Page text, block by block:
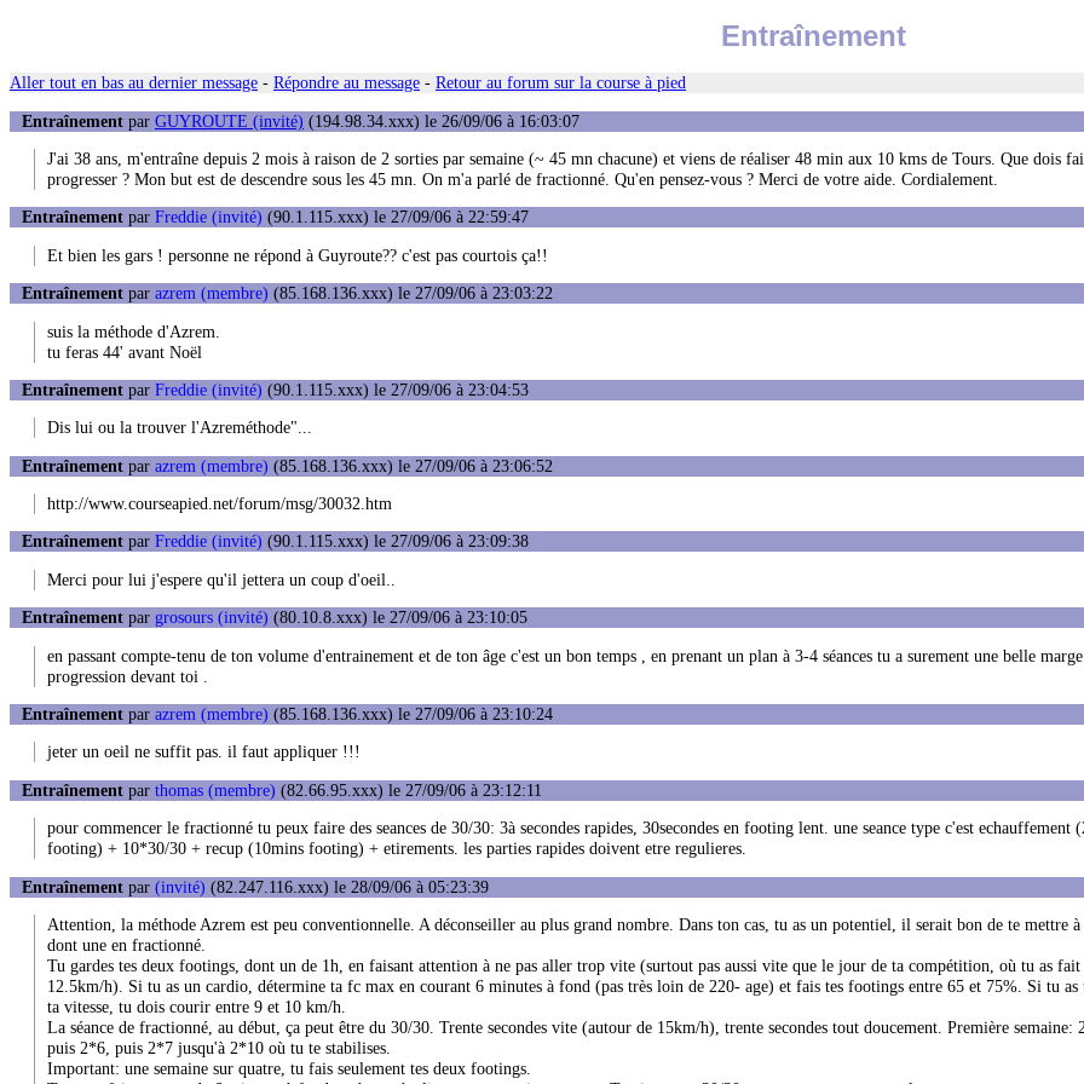
Entraînement
Aller tout en bas au dernier message - Répondre au message - Retour au forum sur la course à pied
Entraînement par GUYROUTE (invité) (194.98.34.xxx) le 26/09/06 à 16:03:07
J'ai 38 ans, m'entraîne depuis 2 mois à raison de 2 sorties par semaine (~ 45 mn chacune) et viens de réaliser 48 min aux 10 kms de Tours. Que dois
progresser ? Mon but est de descendre sous les 45 mn. On m'a parlé de fractionné. Qu'en pensez-vous ? Merci de votre aide. Cordialement.
Entraînement par Freddie (invité) (90.1.115.xxx) le 27/09/06 à 22:59:47
Et bien les gars ! personne ne répond à Guyroute?? c'est pas courtois ça!!
Entraînement par azrem (membre) (85.168.136.xxx) le 27/09/06 à 23:03:22
suis la méthode d'Azrem.
tu feras 44' avant Noël
Entraînement par Freddie (invité) (90.1.115.xxx) le 27/09/06 à 23:04:53
Dis lui ou la trouver l'Azreméthode"...
Entraînement par azrem (membre) (85.168.136.xxx) le 27/09/06 à 23:06:52
http://www.courseapied.net/forum/msg/30032.htm
Entraînement par Freddie (invité) (90.1.115.xxx) le 27/09/06 à 23:09:38
Merci pour lui j'espere qu'il jettera un coup d'oeil..
Entraînement par grosours (invité) (80.10.8.xxx) le 27/09/06 à 23:10:05
en passant compte-tenu de ton volume d'entrainement et de ton âge c'est un bon temps , en prenant un plan à 3-4 séances tu a surement une belle
progression devant toi .
Entraînement par azrem (membre) (85.168.136.xxx) le 27/09/06 à 23:10:24
jeter un oeil ne suffit pas. il faut appliquer !!!
Entraînement par thomas (membre) (82.66.95.xxx) le 27/09/06 à 23:12:11
pour commencer le fractionné tu peux faire des seances de 30/30: 3à secondes rapides, 30secondes en footing lent. une seance type c'est echauffement
footing) + 10*30/30 + recup (10mins footing) + etirements. les parties rapides doivent etre regulieres.
Entraînement par (invité) (82.247.116.xxx) le 28/09/06 à 05:23:39
Attention, la méthode Azrem est peu conventionnelle. A déconseiller au plus grand nombre. Dans ton cas, tu as un potentiel, il serait bon de te mettre à
dont une en fractionné.
Tu gardes tes deux footings, dont un de 1h, en faisant attention à ne pas aller trop vite (surtout pas aussi vite que le jour de ta compétition, où tu as fait
12.5km/h). Si tu as un cardio, détermine ta fc max en courant 6 minutes à fond (pas très loin de 220- age) et fais tes footings entre 65 et 75%. Si tu as
ta vitesse, tu dois courir entre 9 et 10 km/h.
La séance de fractionné, au début, ça peut être du 30/30. Trente secondes vite (autour de 15km/h), trente secondes tout doucement. Première semaine:
puis 2*6, puis 2*7 jusqu'à 2*10 où tu te stabilises.
Important: une semaine sur quatre, tu fais seulement tes deux footings.